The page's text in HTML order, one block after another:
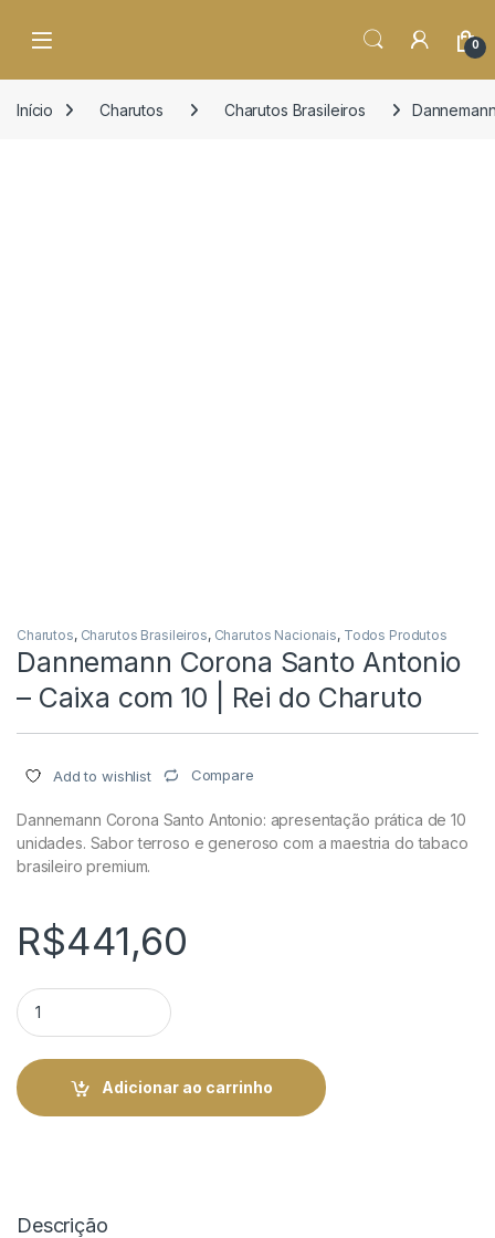
Open 0
Início Charutos Charutos Brasileiros
Charutos, Charutos Brasileiros, Charutos Nacionais, Todos Produtos
Dannemann Corona Santo Antonio
– Caixa com 10 | Rei do Charuto
Add to wishlist Compare
Dannemann Corona Santo Antonio: apresentação prática de 10
unidades. Sabor terroso e generoso com a maestria do tabaco
brasileiro premium.
R$441,60
Dannemann Corona Santo Antonio - Caixa com 10 | Rei do
Adicionar ao carrinho
Descrição